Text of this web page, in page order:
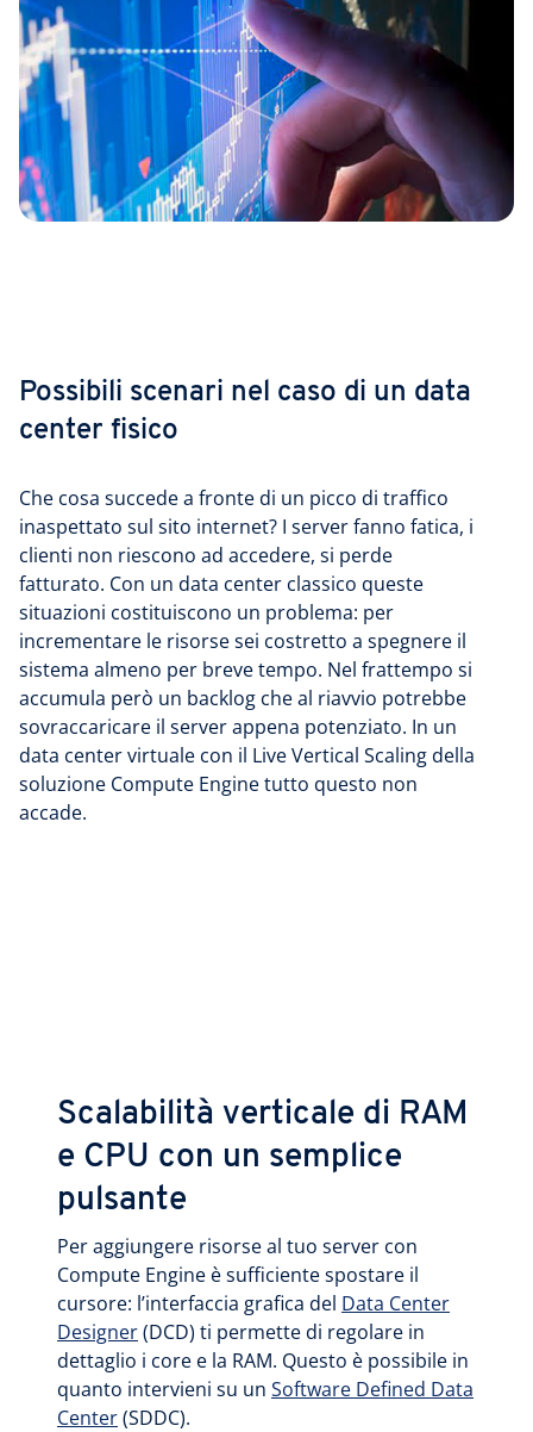
Possibili scenari nel caso di un data
center fisico
Che cosa succede a fronte di un picco di traffico
inaspettato sul sito internet? I server fanno fatica, i
clienti non riescono ad accedere, si perde
fatturato. Con un data center classico queste
situazioni costituiscono un problema: per
incrementare le risorse sei costretto a spegnere il
sistema almeno per breve tempo. Nel frattempo si
accumula però un backlog che al riavvio potrebbe
sovraccaricare il server appena potenziato. In un
data center virtuale con il Live Vertical Scaling della
soluzione Compute Engine tutto questo non
accade.
Scalabilità verticale di RAM
e CPU con un semplice
pulsante
Per aggiungere risorse al tuo server con
Compute Engine è sufficiente spostare il
cursore: l’interfaccia grafica del Data Center
Designer(DCD) ti permette di regolare in
dettaglio i core e la RAM. Questo è possibile in
quanto intervieni su un Software Defined Data
Center(SDDC).